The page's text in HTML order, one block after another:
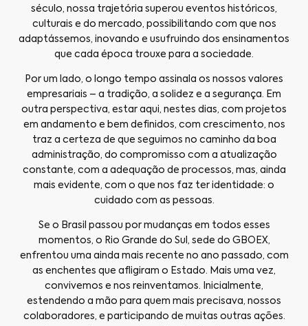
século, nossa trajetória superou eventos históricos,
culturais e do mercado, possibilitando com que nos
adaptássemos, inovando e usufruindo dos ensinamentos
que cada época trouxe para a sociedade.
Por um lado, o longo tempo assinala os nossos valores
empresariais – a tradição, a solidez e a segurança. Em
outra perspectiva, estar aqui, nestes dias, com projetos
em andamento e bem definidos, com crescimento, nos
traz a certeza de que seguimos no caminho da boa
administração, do compromisso com a atualização
constante, com a adequação de processos, mas, ainda
mais evidente, com o que nos faz ter identidade: o
cuidado com as pessoas.
Se o Brasil passou por mudanças em todos esses
momentos, o Rio Grande do Sul, sede do GBOEX,
enfrentou uma ainda mais recente no ano passado, com
as enchentes que afligiram o Estado. Mais uma vez,
convivemos e nos reinventamos. Inicialmente,
estendendo a mão para quem mais precisava, nossos
colaboradores, e participando de muitas outras ações.